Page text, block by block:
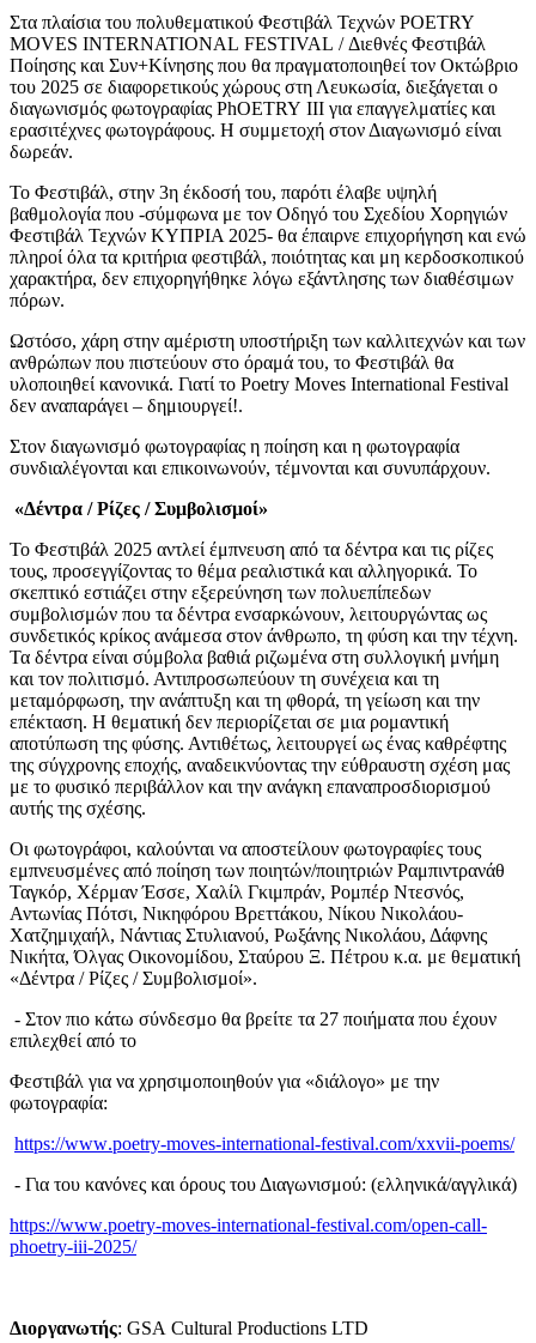
Στα πλαίσια του πολυθεματικού Φεστιβάλ Τεχνών POETRY
MOVES INTERNATIONAL FESTIVAL / Διεθνές Φεστιβάλ
Ποίησης και Συν+Κίνησης που θα πραγματοποιηθεί τον Οκτώβριο
του 2025 σε διαφορετικούς χώρους στη Λευκωσία, διεξάγεται ο
διαγωνισμός φωτογραφίας PhOETRY ΙII για επαγγελματίες και
ερασιτέχνες φωτογράφους. Η συμμετοχή στον Διαγωνισμό είναι
δωρεάν.
Το Φεστιβάλ, στην 3η έκδοσή του, παρότι έλαβε υψηλή
βαθμολογία που -σύμφωνα με τον Οδηγό του Σχεδίου Χορηγιών
Φεστιβάλ Τεχνών ΚΥΠΡΙΑ 2025- θα έπαιρνε επιχορήγηση και ενώ
πληροί όλα τα κριτήρια φεστιβάλ, ποιότητας και μη κερδοσκοπικού
χαρακτήρα, δεν επιχορηγήθηκε λόγω εξάντλησης των διαθέσιμων
πόρων.
Ωστόσο, χάρη στην αμέριστη υποστήριξη των καλλιτεχνών και των
ανθρώπων που πιστεύουν στο όραμά του, το Φεστιβάλ θα
υλοποιηθεί κανονικά. Γιατί το Poetry Moves International Festival
δεν αναπαράγει – δημιουργεί!.
Στον διαγωνισμό φωτογραφίας η ποίηση και η φωτογραφία
συνδιαλέγονται και επικοινωνούν, τέμνονται και συνυπάρχουν.
«Δέντρα / Ρίζες / Συμβολισμοί»
Το Φεστιβάλ 2025 αντλεί έμπνευση από τα δέντρα και τις ρίζες
τους, προσεγγίζοντας το θέμα ρεαλιστικά και αλληγορικά. Το
σκεπτικό εστιάζει στην εξερεύνηση των πολυεπίπεδων
συμβολισμών που τα δέντρα ενσαρκώνουν, λειτουργώντας ως
συνδετικός κρίκος ανάμεσα στον άνθρωπο, τη φύση και την τέχνη.
Τα δέντρα είναι σύμβολα βαθιά ριζωμένα στη συλλογική μνήμη
και τον πολιτισμό. Αντιπροσωπεύουν τη συνέχεια και τη
μεταμόρφωση, την ανάπτυξη και τη φθορά, τη γείωση και την
επέκταση. Η θεματική δεν περιορίζεται σε μια ρομαντική
αποτύπωση της φύσης. Αντιθέτως, λειτουργεί ως ένας καθρέφτης
της σύγχρονης εποχής, αναδεικνύοντας την εύθραυστη σχέση μας
με το φυσικό περιβάλλον και την ανάγκη επαναπροσδιορισμού
αυτής της σχέσης.
Οι φωτογράφοι, καλούνται να αποστείλουν φωτογραφίες τους
εμπνευσμένες από ποίηση των ποιητών/ποιητριών Ραμπιντρανάθ
Ταγκόρ, Χέρμαν Έσσε, Χαλίλ Γκιμπράν, Ρομπέρ Ντεσνός,
Αντωνίας Πότσι, Νικηφόρου Βρεττάκου, Νίκου Νικολάου-
Χατζημιχαήλ, Νάντιας Στυλιανού, Ρωξάνης Νικολάου, Δάφνης
Νικήτα, Όλγας Οικονομίδου, Σταύρου Ξ. Πέτρου κ.α. με θεματική
«Δέντρα / Ρίζες / Συμβολισμοί».
- Στον πιο κάτω σύνδεσμο θα βρείτε τα 27 ποιήματα που έχουν
επιλεχθεί από το
Φεστιβάλ για να χρησιμοποιηθούν για «διάλογο» με την
φωτογραφία:
https://www.poetry-moves-international-festival.com/xxvii-poems/
- Για του κανόνες και όρους του Διαγωνισμού: (ελληνικά/αγγλικά)
https://www.poetry-moves-international-festival.com/open-call-
phoetry-iii-2025/
Διοργανωτής: GSA Cultural Productions LTD